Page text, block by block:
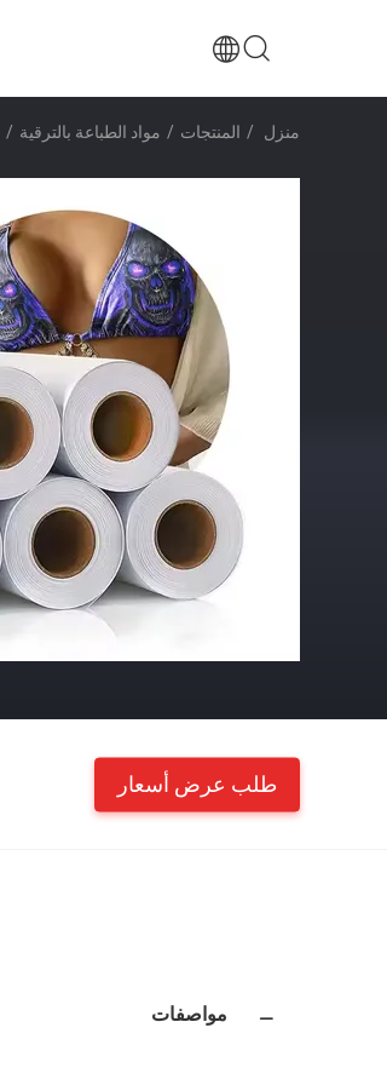
منزل / المنتجات / مواد الطباعة بالترقية /
طلب عرض أسعار
مواصفات